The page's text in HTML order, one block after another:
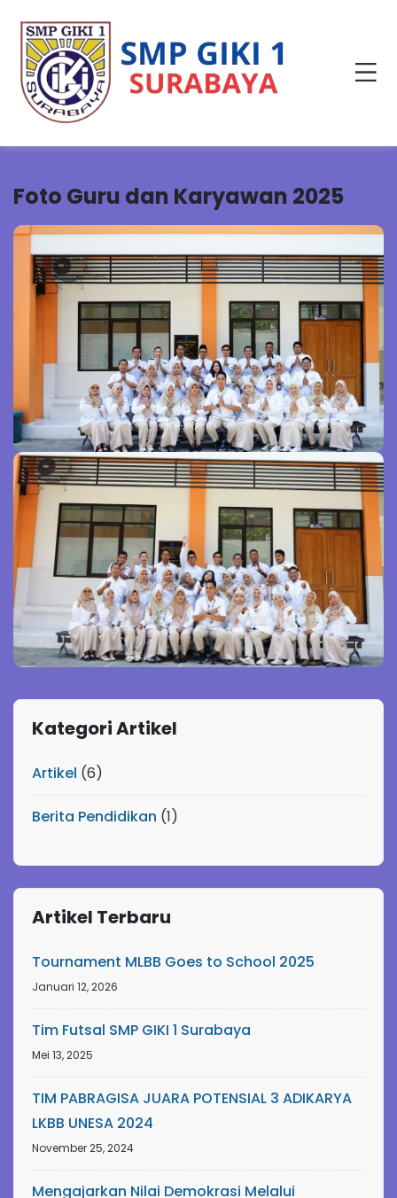
Foto Guru dan Karyawan 2025
Kategori Artikel
Artikel (6)
Berita Pendidikan (1)
Artikel Terbaru
Tournament MLBB Goes to School 2025
Januari 12, 2026
Tim Futsal SMP GIKI 1 Surabaya
Mei 13, 2025
TIM PABRAGISA JUARA POTENSIAL 3 ADIKARYA
LKBB UNESA 2024
November 25, 2024
Mengajarkan Nilai Demokrasi Melalui